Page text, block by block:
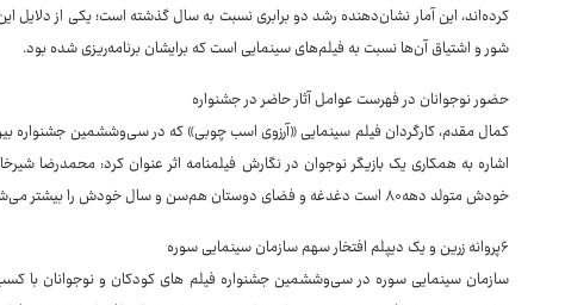
کرده‌اند، این آمار نشان‌دهنده رشد دو برابری نسبت به سال گذشته است؛ یکی از دلایل
شور و اشتیاق آن‌ها نسبت به فیلم‌های سینمایی است که برایشان برنامه‌ریزی شده بود.
حضور نوجوانان در فهرست عوامل آثار حاضر در جشنواره
کمال مقدم، کارگردان فیلم سینمایی «آرزوی اسب چوبی» که در سی‌وششمین جشنواره
اشاره به همکاری یک بازیگر نوجوان در نگارش فیلمنامه اثر عنوان کرد: محمدرضا
خودش متولد دهه۸۰ است دغدغه و فضای دوستان هم‌سن و سال خودش را بیشتر می‌شناسد و این مسئله بسیار در روند فیلم تاثیرگذار بود.
۶پروانه زرین و یک دیپلم افتخار سهم سازمان سینمایی سوره
سازمان سینمایی سوره در سی‌وششمین جشنواره فیلم های کودکان و نوجوانان با